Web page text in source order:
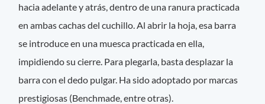
hacia adelante y atrás, dentro de una ranura practicada
en ambas cachas del cuchillo. Al abrir la hoja, esa barra
se introduce en una muesca practicada en ella,
impidiendo su cierre. Para plegarla, basta desplazar la
barra con el dedo pulgar. Ha sido adoptado por marcas
prestigiosas (Benchmade, entre otras).